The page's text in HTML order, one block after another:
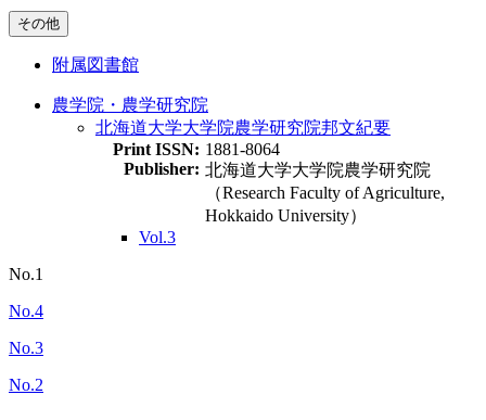
その他
附属図書館
農学院・農学研究院
北海道大学大学院農学研究院邦文紀要
Print ISSN: 1881-8064
Publisher: 北海道大学大学院農学研究院
（Research Faculty of Agriculture,
Hokkaido University）
Vol.3
No.1
No.4
No.3
No.2